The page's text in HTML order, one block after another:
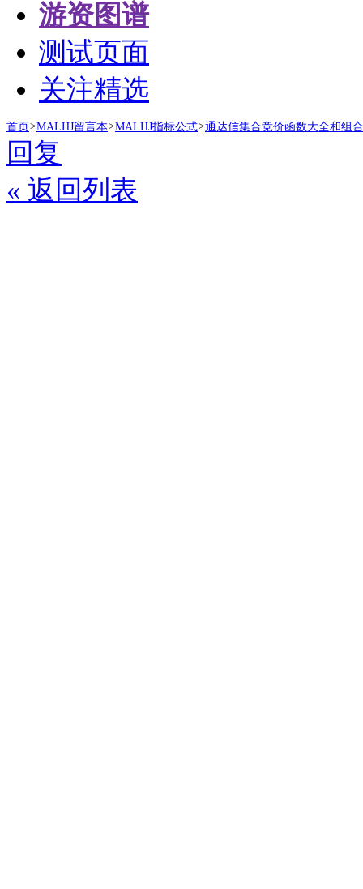
游资图谱
测试页面
关注精选
首页>MALHJ留言本>MALHJ指标公式>通达信集合竞价函数大全和组
回复
« 返回列表